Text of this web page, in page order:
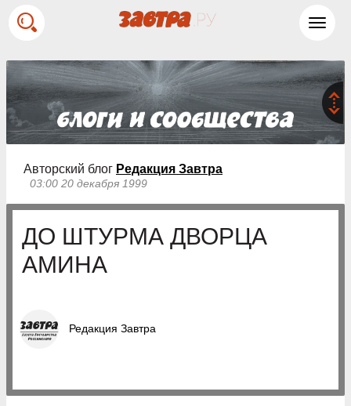
Авторский блог Редакция Завтра
03:00 20 декабря 1999
ДО ШТУРМА ДВОРЦА
АМИНА
Редакция Завтра